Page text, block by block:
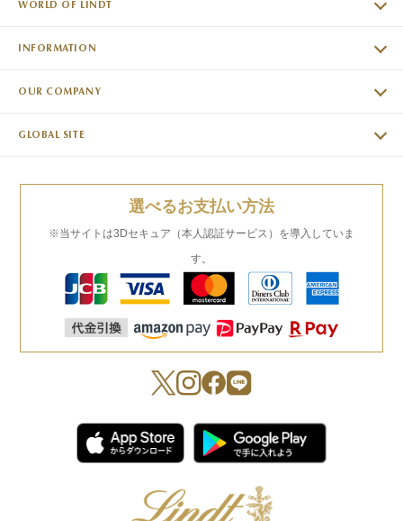
WORLD OF LINDT
INFORMATION
OUR COMPANY
GLOBAL SITE
選べるお支払い方法
※当サイトは3Dセキュア（本人認証サービス）を導入していま
す。